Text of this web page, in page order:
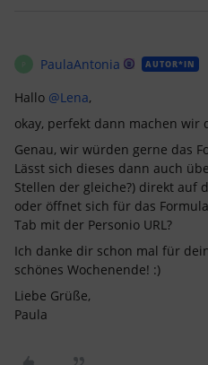
PaulaAntonia AUTOR*IN
Hallo @Lena,
okay, perfekt dann machen wir
Genau, wir würden gerne das
Lässt sich dieses dann auch
Stellen der gleiche?) direkt auf
oder öffnet sich für das
Tab mit der Personio URL?
Ich danke dir schon mal für
schönes Wochenende! :)
Liebe Grüße,
Paula